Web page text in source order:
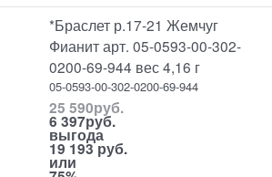
*Браслет р.17-21 Жемчуг
Фианит арт. 05-0593-00-302-
0200-69-944 вес 4,16 г
05-0593-00-302-0200-69-944
25 590руб.
6 397руб.
выгода
19 193 руб.
или